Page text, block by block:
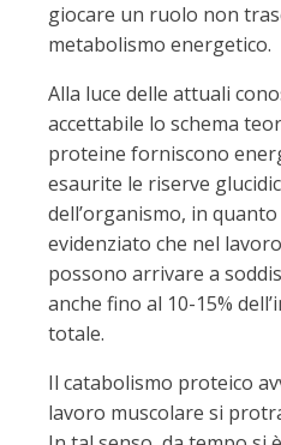
giocare un ruolo non
metabolismo energetico.
Alla luce delle attuali
accettabile lo schema
proteine forniscono
esaurite le riserve
dell’organismo, in
evidenziato che nel
possono arrivare a
anche fino al 10-15%
totale.
Il catabolismo proteico
lavoro muscolare si